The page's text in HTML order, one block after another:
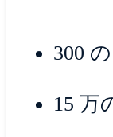
300
15 万